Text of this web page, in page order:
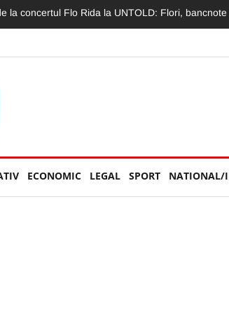
UNTOLD nici măcar nu sunt la festival:„Concert
ECONOMIC LEGAL SPORT NATIONAL/